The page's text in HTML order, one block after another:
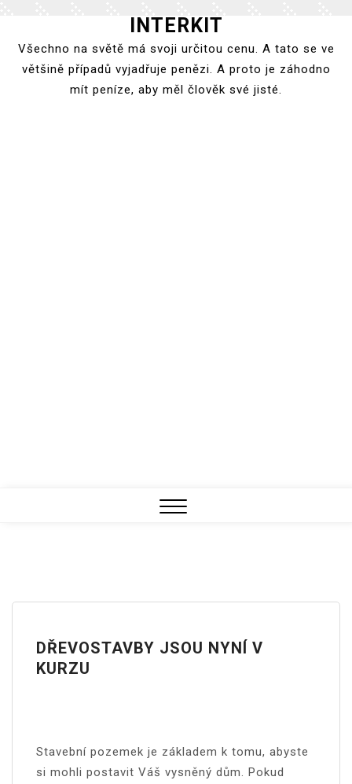
content
INTERKIT
Všechno na světě má svoji určitou cenu. A tato se ve
většině případů vyjadřuje penězi. A proto je záhodno
mít peníze, aby měl člověk své jisté.
DŘEVOSTAVBY JSOU NYNÍ V
KURZU
Stavební pozemek je základem k tomu, abyste
si mohli postavit Váš vysněný dům. Pokud